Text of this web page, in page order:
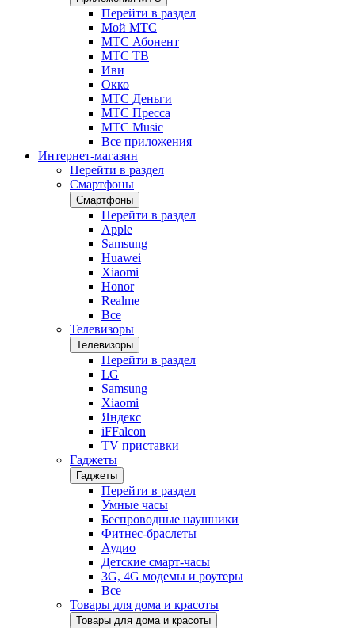
Перейти в раздел
Мой МТС
МТС Абонент
МТС ТВ
Иви
Окко
МТС Деньги
МТС Пресса
МТС Music
Все приложения
Интернет-магазин
Перейти в раздел
Смартфоны
Смартфоны
Перейти в раздел
Apple
Samsung
Huawei
Xiaomi
Honor
Realme
Все
Телевизоры
Телевизоры
Перейти в раздел
LG
Samsung
Xiaomi
Яндекс
iFFalcon
TV приставки
Гаджеты
Гаджеты
Перейти в раздел
Умные часы
Беспроводные наушники
Фитнес-браслеты
Аудио
Детские смарт-часы
3G, 4G модемы и роутеры
Все
Товары для дома и красоты
Товары для дома и красоты